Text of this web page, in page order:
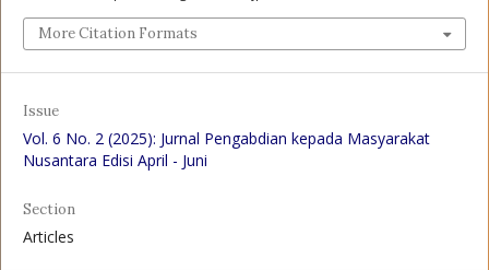
More Citation Formats
Issue
Vol. 6 No. 2 (2025): Jurnal Pengabdian kepada Masyarakat
Nusantara Edisi April - Juni
Section
Articles